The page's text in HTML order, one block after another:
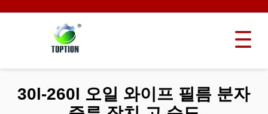
30l-260l 오일 와이프 필름 분자